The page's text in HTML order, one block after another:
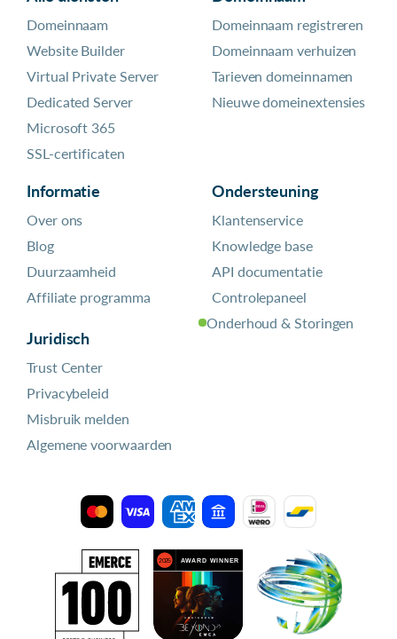
Domeinnaam
Website Builder
Virtual Private Server
Dedicated Server
Microsoft 365
SSL-certificaten
Domeinnaam registreren
Domeinnaam verhuizen
Tarieven domeinnamen
Nieuwe domeinextensies
Informatie
Over ons
Blog
Duurzaamheid
Affiliate programma
Juridisch
Trust Center
Privacybeleid
Misbruik melden
Algemene voorwaarden
Ondersteuning
Klantenservice
Knowledge base
API documentatie
Controlepaneel
Onderhoud & Storingen